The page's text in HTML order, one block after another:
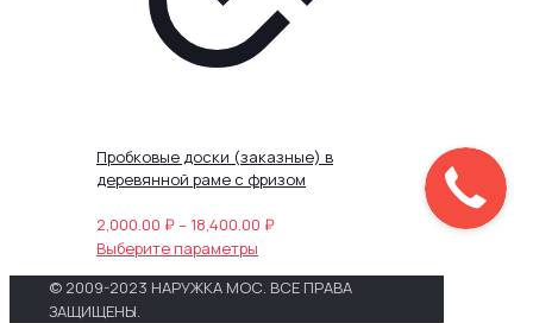
Пробковые доски (заказные) в
деревянной раме с фризом
2,000.00 ₽– 18,400.00 ₽Диапазон
–
Выберите параметры
имеет
© 2009-2023 НАРУЖКА МОС. ВСЕ ПРАВА
ЗАЩИЩЕНЫ.